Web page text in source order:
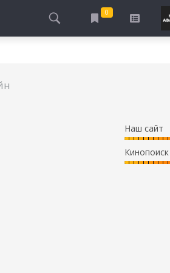
ПРО ШКОЛУ, ПОДРОСТКОВ
ПРО БОГАТЫХ И БЕДНЫХ
0
Наш сайт
Кинопоиск